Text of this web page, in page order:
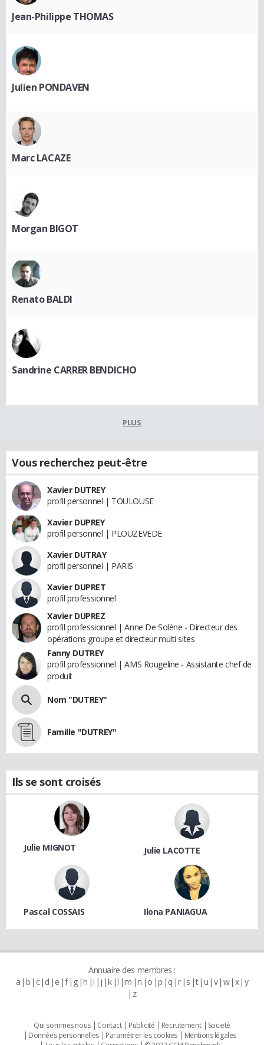
Jean-Philippe THOMAS
Julien PONDAVEN
Marc LACAZE
Morgan BIGOT
Renato BALDI
Sandrine CARRER BENDICHO
PLUS
Vous recherchez peut-être
Xavier DUTREY
profil personnel | TOULOUSE
Xavier DUPREY
profil personnel | PLOUZEVEDE
Xavier DUTRAY
profil personnel | PARIS
Xavier DUPRET
profil professionnel
Xavier DUPREZ
profil professionnel | Anne De Solène - Directeur des
opérations groupe et directeur multi sites
Fanny DUTREY
profil professionnel | AMS Rougeline - Assistante chef de
produit
Nom "DUTREY"
Famille "DUTREY"
Ils se sont croisés
Julie MIGNOT Julie LACOTTE
Pascal COSSAIS Ilona PANIAGUA
Annuaire des membres :
a b c d e f g h i j k l m n o p q r s t u v w x y
z
Qui sommes nous Contact Publicité Recrutement
Societé
Données personnelles
Paramétrer les cookies
Mentions légales